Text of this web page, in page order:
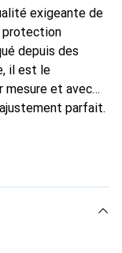
exigeante de
protection
depuis des
il est le
mesure et avec
parfait.